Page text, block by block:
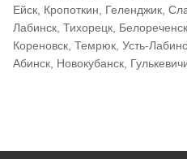
Ейск, Кропоткин, Геленджик,
Лабинск, Тихорецк,
Кореновск, Темрюк, Усть-
Абинск, Новокубанск,